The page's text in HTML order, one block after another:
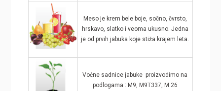
Meso je krem bele boje, sočno, čvrsto,
hrskavo, slatko i veoma ukusno. Jedna
je od prvih jabuka koje stiža krajem leta.
Voćne sadnice jabuke proizvodimo na
podlogama : M9, M9T337, M 26